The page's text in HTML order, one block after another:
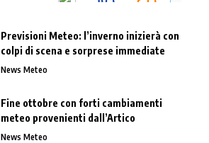
Previsioni Meteo: l’inverno inizierà con
colpi di scena e sorprese immediate
News Meteo
Fine ottobre con forti cambiamenti
meteo provenienti dall’Artico
News Meteo